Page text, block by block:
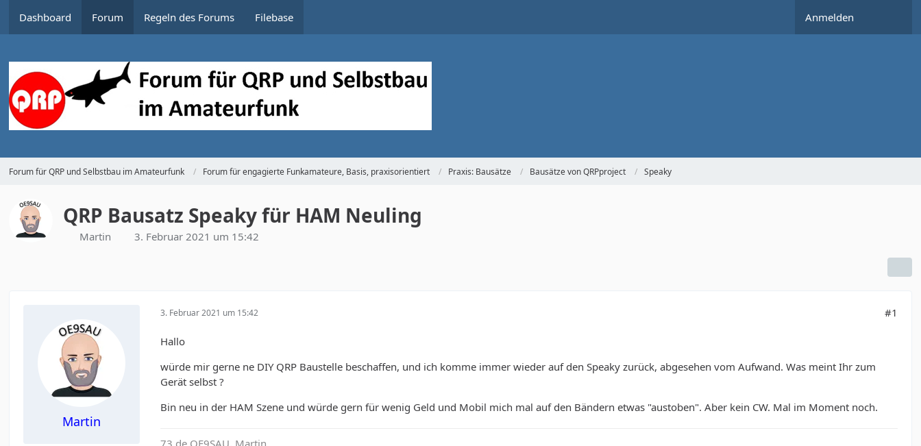
Dashboard Forum Regeln des Forums Filebase Anmelden
Forum für QRP und Selbstbau im Amateurfunk Forum für engagierte Funkamateure, Basis, praxisorientiert Praxis: Bausätze Bausätze von QRPproject Speaky
QRP Bausatz Speaky für HAM Neuling
Martin 3. Februar 2021 um 15:42
Martin
3. Februar 2021 um 15:42 #1
Hallo
würde mir gerne ne DIY QRP Baustelle beschaffen, und ich komme immer wieder auf den Speaky zurück, abgesehen vom Aufwand. Was meint Ihr zum
Gerät selbst ?
Bin neu in der HAM Szene und würde gern für wenig Geld und Mobil mich mal auf den Bändern etwas "austoben". Aber kein CW. Mal im Moment noch.
73 de OE9SAU, Martin